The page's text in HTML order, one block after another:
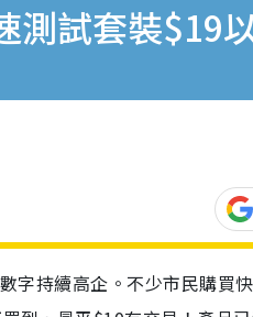
測試套裝
字持續高企。不少市民購買